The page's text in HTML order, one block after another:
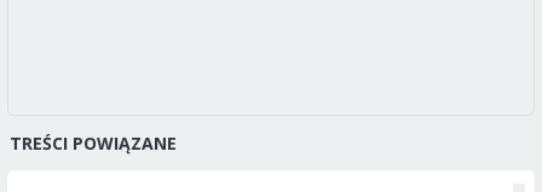
TREŚCI POWIĄZANE